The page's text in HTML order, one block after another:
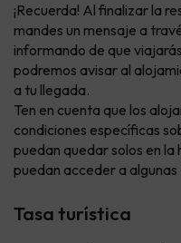
¡Recuerda! Al finalizar la
mandes un mensaje a
informando de que
podremos avisar al
a tu llegada.
Ten en cuenta que los
condiciones específicas
puedan quedar solos en
puedan acceder a
Tasa turística